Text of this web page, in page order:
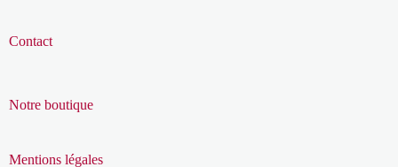
Contact
Notre boutique
Mentions légales